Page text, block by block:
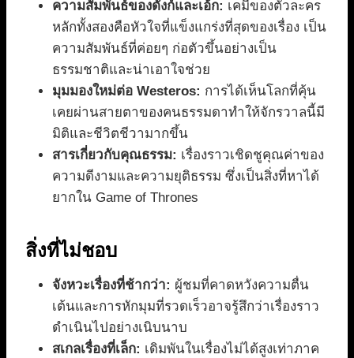
ความสัมพันธ์ของดังก์และเอ้ก: เคมีของตัวละคร
หลักทั้งสองคือหัวใจที่แข็งแกร่งที่สุดของเรื่อง เป็น
ความสัมพันธ์ที่ค่อยๆ ก่อตัวขึ้นอย่างเป็น
ธรรมชาติและน่าเอาใจช่วย
มุมมองใหม่ต่อ Westeros: การได้เห็นโลกที่คุ้น
เคยผ่านสายตาของคนธรรมดาทำให้จักรวาลนี้มี
มิติและชีวิตชีวามากขึ้น
สารเกี่ยวกับคุณธรรม: เรื่องราวเชิดชูคุณค่าของ
ความดีงามและความยุติธรรม ซึ่งเป็นสิ่งที่หาได้
ยากใน Game of Thrones
สิ่งที่ไม่ชอบ
จังหวะเรื่องที่ช้ากว่า: ผู้ชมที่คาดหวังความตื่น
เต้นและการหักมุมที่รวดเร็วอาจรู้สึกว่าเรื่องราว
ดำเนินไปอย่างเนิบนาบ
สเกลเรื่องที่เล็ก: เดิมพันในเรื่องไม่ได้สูงเท่าภาค